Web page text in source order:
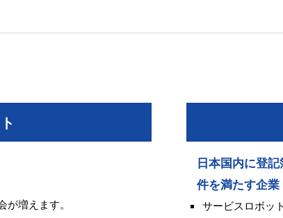
増えます。
日本国内に登
件を満たす企業
サービスロボッ